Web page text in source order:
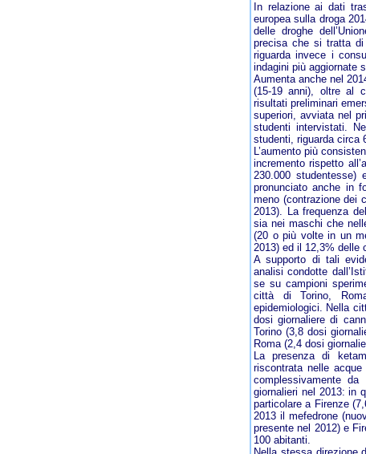
In relazione ai dati
europea sulla droga
delle droghe
precisa che si tratta
riguarda invece i
indagini più aggiornate
Aumenta anche nel
(15-19 anni), oltre al
risultati preliminari
superiori, avviata nel
studenti intervistati.
studenti, riguarda circa
L’aumento più
incremento rispetto
230.000 studentesse)
pronunciato anche in
meno (contrazione dei
2013). La frequenza
sia nei maschi che
(20 o più volte in un
2013) ed il 12,3% delle
A supporto di tali
analisi condotte
se su campioni
città di Torino,
epidemiologici. Nella
dosi giornaliere di
Torino (3,8 dosi
Roma (2,4 dosi
La presenza di
riscontrata nelle
complessivamente
giornalieri nel 2013: in
particolare a Firenze
2013 il mefedrone
presente nel 2012) e
100 abitanti.